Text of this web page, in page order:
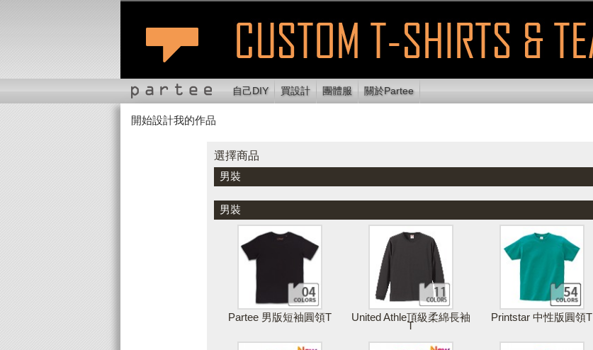
自己DIY 買設計 團體服 關於Partee
開始設計我的作品
切換位置
選擇商品
男裝
男裝
Partee 男版短袖圓領T United Athle頂級柔綿長袖
T
Printstar 中性版圓領T